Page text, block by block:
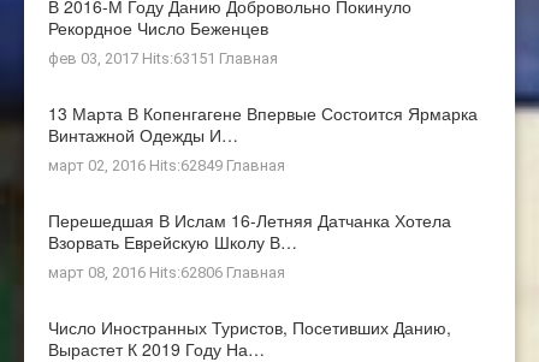
В 2016-М Году Данию Добровольно Покинуло
Рекордное Число Беженцев
фев 03, 2017 Hits:63151 Главная
13 Марта В Копенгагене Впервые Состоится Ярмарка
Винтажной Одежды И…
март 02, 2016 Hits:62849 Главная
Перешедшая В Ислам 16-Летняя Датчанка Хотела
Взорвать Еврейскую Школу В…
март 08, 2016 Hits:62806 Главная
Число Иностранных Туристов, Посетивших Данию,
Вырастет К 2019 Году На…